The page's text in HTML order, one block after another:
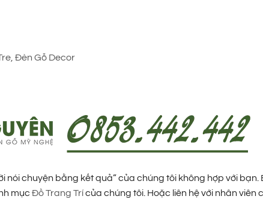
Đèn Gỗ Decor
nói chuyện bằng kết quả” của chúng tôi không hợp với bạn.
mục Đồ Trang Trícủa chúng tôi. Hoặc liên hệ với nhân viên